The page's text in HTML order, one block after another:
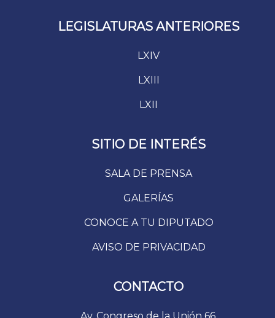
LEGISLATURAS ANTERIORES
LXIV
LXIII
LXII
SITIO DE INTERÉS
SALA DE PRENSA
GALERÍAS
CONOCE A TU DIPUTADO
AVISO DE PRIVACIDAD
CONTACTO